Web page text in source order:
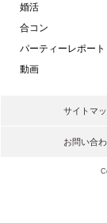
婚活
合コン
パーティーレポート
動画
サイトマ
お問い合